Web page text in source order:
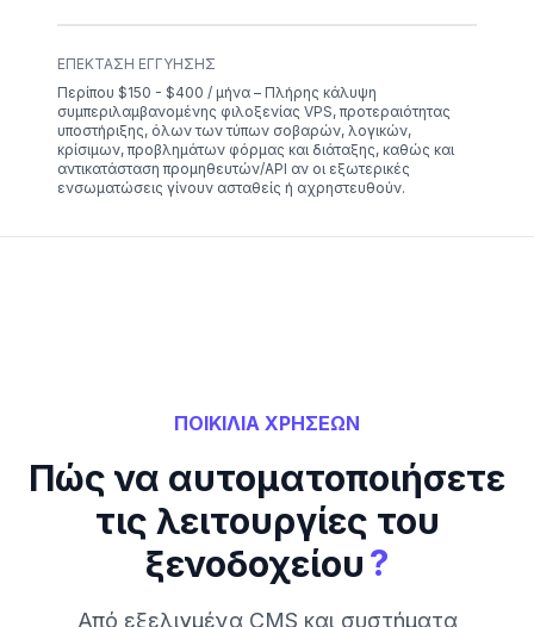
ΕΠΈΚΤΑΣΗ ΕΓΓΎΗΣΗΣ
Περίπου $150 - $400 / μήνα – Πλήρης κάλυψη
συμπεριλαμβανομένης φιλοξενίας VPS, προτεραιότητας
υποστήριξης, όλων των τύπων σοβαρών, λογικών,
κρίσιμων, προβλημάτων φόρμας και διάταξης, καθώς και
αντικατάσταση προμηθευτών/API αν οι εξωτερικές
ενσωματώσεις γίνουν ασταθείς ή αχρηστευθούν.
ΠΟΙΚΙΛΙΑ ΧΡΗΣΕΩΝ
Πώς να αυτοματοποιήσετε
τις λειτουργίες του
ξενοδοχείου?
Από εξελιγμένα CMS και συστήματα